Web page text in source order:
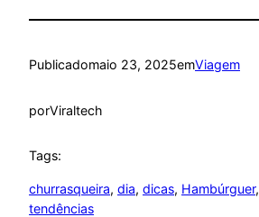
Publicadomaio 23, 2025emViagem
porViraltech
Tags:
churrasqueira, dia, dicas, Hambúrguer,
tendências